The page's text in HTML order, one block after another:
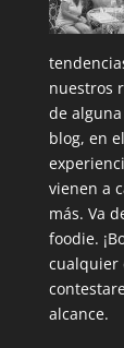
nuestros
de
blog, en
vienen a
más. Va
foodie.
cualquier
alcance.